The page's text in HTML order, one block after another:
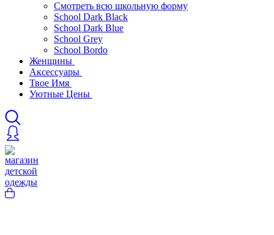
Смотреть всю школьную форму
School Dark Black
School Dark Blue
School Grey
School Bordo
Женщины
Аксессуары
Твое Имя
Уютные Цены